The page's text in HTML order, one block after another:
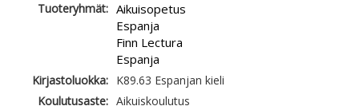
Tuoteryhmät: Aikuisopetus
Espanja
Finn Lectura
Espanja
Kirjastoluokka: K89.63 Espanjan kieli
Koulutusaste: Aikuiskoulutus